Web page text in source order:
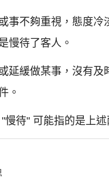
事不夠重視，態度
慢待了客人。
延緩做某事，沒有
。
慢待" 可能指的是上